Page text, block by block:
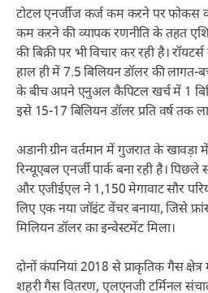
टोटल एनर्जीज कर्ज कम करने पर फोकस
कम करने की व्यापक रणनीति के तहत
की बिक्री पर भी विचार कर रही है।
हाल ही में 7.5 बिलियन डॉलर की
के बीच अपने एनुअल कैपिटल खर्च में 1
इसे 15-17 बिलियन डॉलर प्रति वर्ष तक
अडानी ग्रीन वर्तमान में गुजरात के खावड़ा
रिन्यूएबल एनर्जी पार्क बना रही है।
और एजीईएल ने 1,150 मेगावाट सौर
लिए एक नया जॉइंट वेंचर बनाया, जिसे
मिलियन डॉलर का इन्वेस्टमेंट मिला।
दोनों कंपनियां 2018 से प्राकृतिक गैस
शहरी गैस वितरण, एलएनजी टर्मिनल